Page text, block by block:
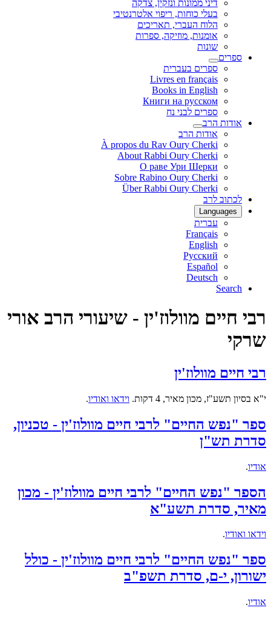
דיני ממונות ונזקין, צדקה
בעלי כוחות, ריפוי אלטרנטיבי
הלוח העברי, תאריכים
אומנות, מוזיקה, ספרות
שונות
ספרים
ספרים בעברית
Livres en français
Books in English
Книги на русском
ספרים לבני נח
אודות הרב
אודות הרב
À propos du Rav Oury Cherki
About Rabbi Oury Cherki
О раве Ури Шерки
Sobre Rabino Oury Cherki
Über Rabbi Oury Cherki
לכתוב לרב
Languages
עברית
Français
English
Русский
Español
Deutsch
Search
רבי חיים מוולוז'ין - שיעורי הרב אורי
שרקי
רבי חיים מוולוז'ין
י"א בסיון תשע"ז, מכון מאיר, 4 דקות. וידאו ואודיו.
ספר "נפש החיים" לרבי חיים מוולוז'ין - טכניון,
סדרת תש"ן
אודיו.
הספר "נפש החיים" לרבי חיים מוולוז'ין - מכון
מאיר, סדרת תשע"א
וידאו ואודיו.
ספר "נפש החיים" לרבי חיים מוולוז'ין - כולל
ישורון, י-ם, סדרת תשפ"ב
אודיו.